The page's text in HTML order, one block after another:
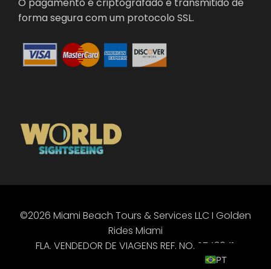
O pagamento é criptografado e transmitido de
forma segura com um protocolo SSL.
©2026 Miami Beach Tours & Services LLC I Golden
Rides Miami
FLA. VENDEDOR DE VIAGENS REF. NO. ST43041.
PT
EN
ES